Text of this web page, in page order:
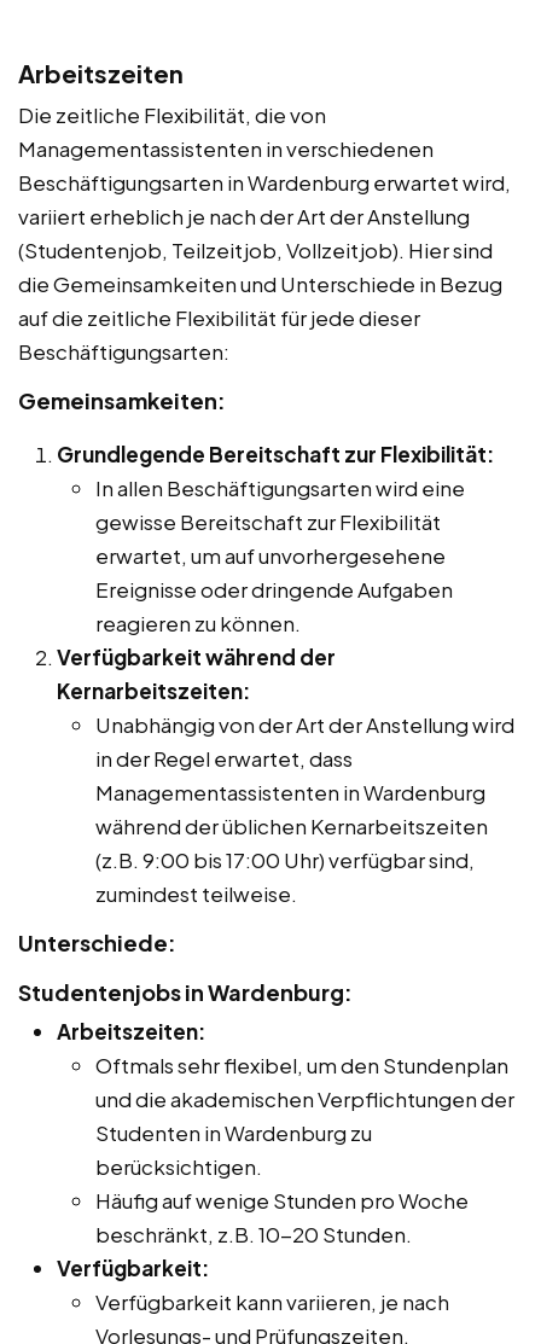
Arbeitszeiten
Die zeitliche Flexibilität, die von
Managementassistenten in verschiedenen
Beschäftigungsarten in Wardenburg erwartet wird,
variiert erheblich je nach der Art der Anstellung
(Studentenjob, Teilzeitjob, Vollzeitjob). Hier sind
die Gemeinsamkeiten und Unterschiede in Bezug
auf die zeitliche Flexibilität für jede dieser
Beschäftigungsarten:
Gemeinsamkeiten:
Grundlegende Bereitschaft zur Flexibilität:
In allen Beschäftigungsarten wird eine
gewisse Bereitschaft zur Flexibilität
erwartet, um auf unvorhergesehene
Ereignisse oder dringende Aufgaben
reagieren zu können.
Verfügbarkeit während der
Kernarbeitszeiten:
Unabhängig von der Art der Anstellung wird
in der Regel erwartet, dass
Managementassistenten in Wardenburg
während der üblichen Kernarbeitszeiten
(z.B. 9:00 bis 17:00 Uhr) verfügbar sind,
zumindest teilweise.
Unterschiede:
Studentenjobs in Wardenburg:
Arbeitszeiten:
Oftmals sehr flexibel, um den Stundenplan
und die akademischen Verpflichtungen der
Studenten in Wardenburg zu
berücksichtigen.
Häufig auf wenige Stunden pro Woche
beschränkt, z.B. 10-20 Stunden.
Verfügbarkeit:
Verfügbarkeit kann variieren, je nach
Vorlesungs- und Prüfungszeiten.